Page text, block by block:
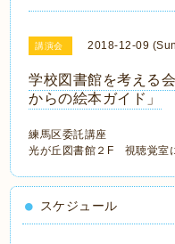
講演会 2018-12-09
学校図書館を考える
からの絵本ガイド」
練馬区委託講座
光が丘図書館２F 視聴覚室
スケジュール